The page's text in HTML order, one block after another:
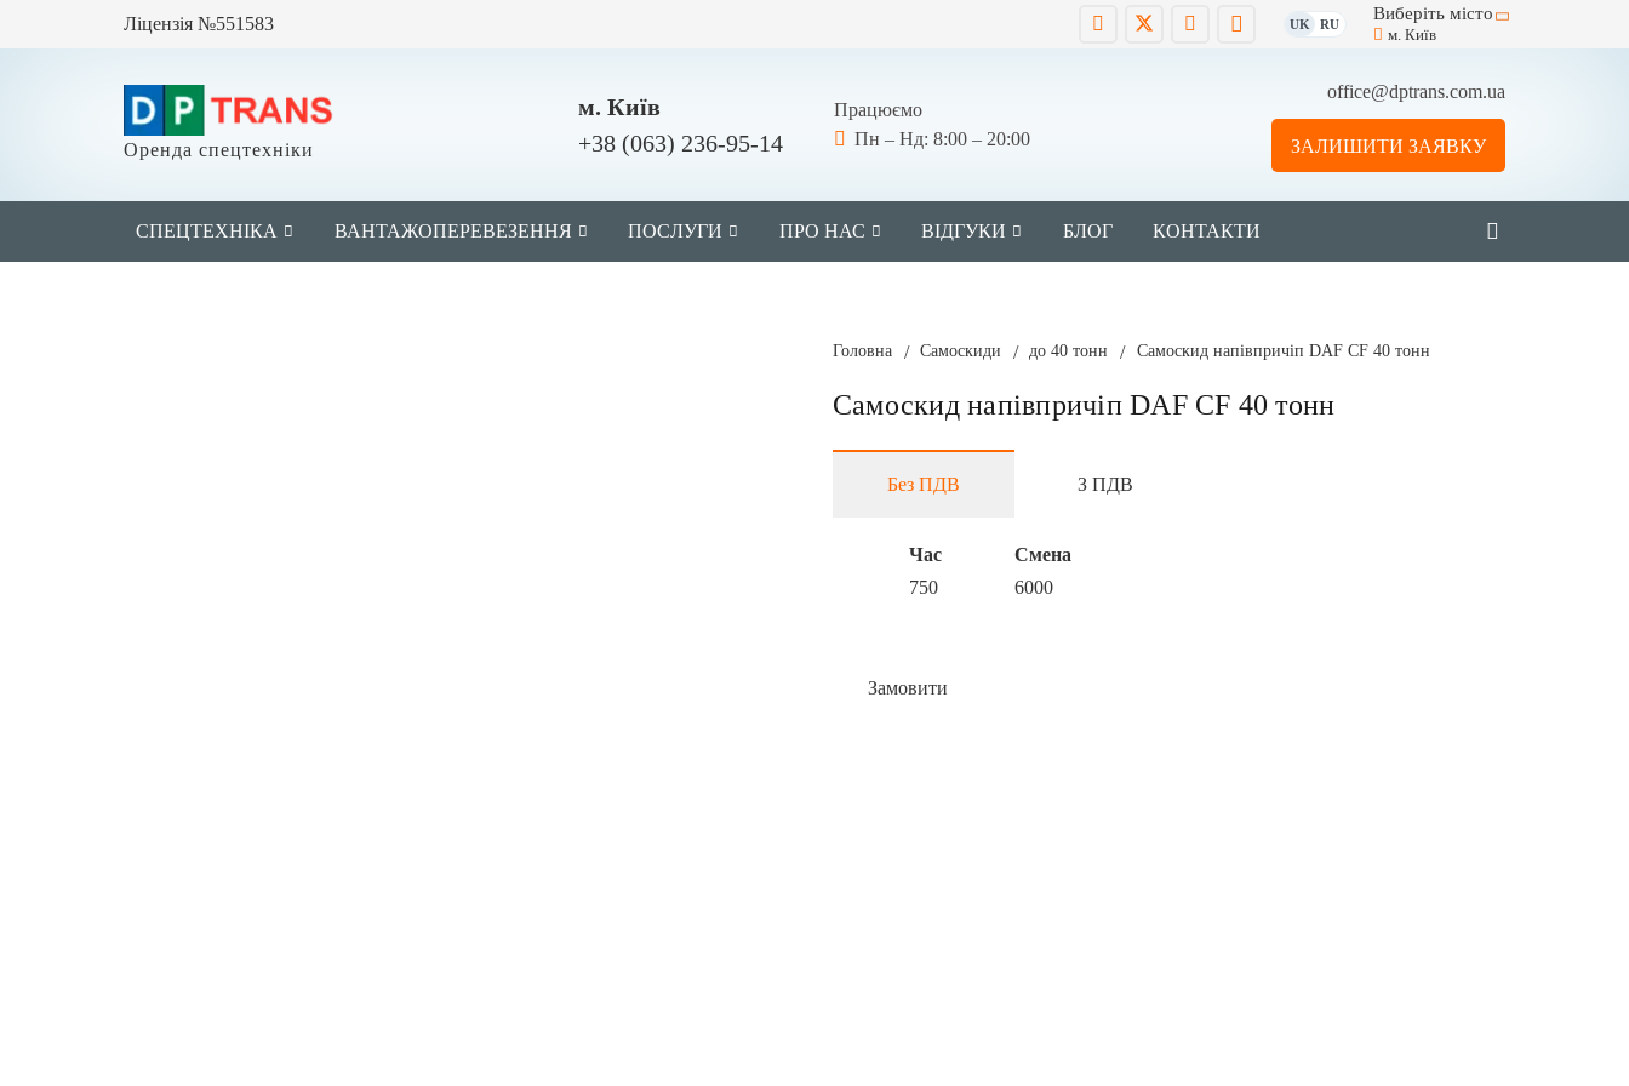
Ліцензія №551583 UK RU
Виберіть місто
м. Київ
Оренда спецтехніки
м. Київ
+38 (063) 236-95-14
Працюємо
Пн – Нд: 8:00 – 20:00
office@dptrans.com.ua
ЗАЛИШИТИ ЗАЯВКУ
СПЕЦТЕХНІКА ВАНТАЖОПЕРЕВЕЗЕННЯ ПОСЛУГИ ПРО НАС ВІДГУКИ БЛОГ КОНТАКТИ
Головна / Самоскиди / до 40 тонн / Самоскид напівпричіп DAF CF 40 тонн
Самоскид напівпричіп DAF CF 40 тонн
Без ПДВ З ПДВ
Час
750
Смена
6000
Замовити